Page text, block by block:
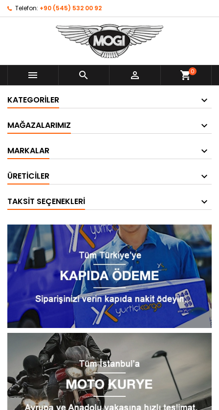
Telefon: +90 (545) 532 00 92
   shopping_cart0
KATEGORILER
MAĞAZALARIMIZ
MARKALAR
ÜRETICILER
TAKSIT SEÇENEKLERI